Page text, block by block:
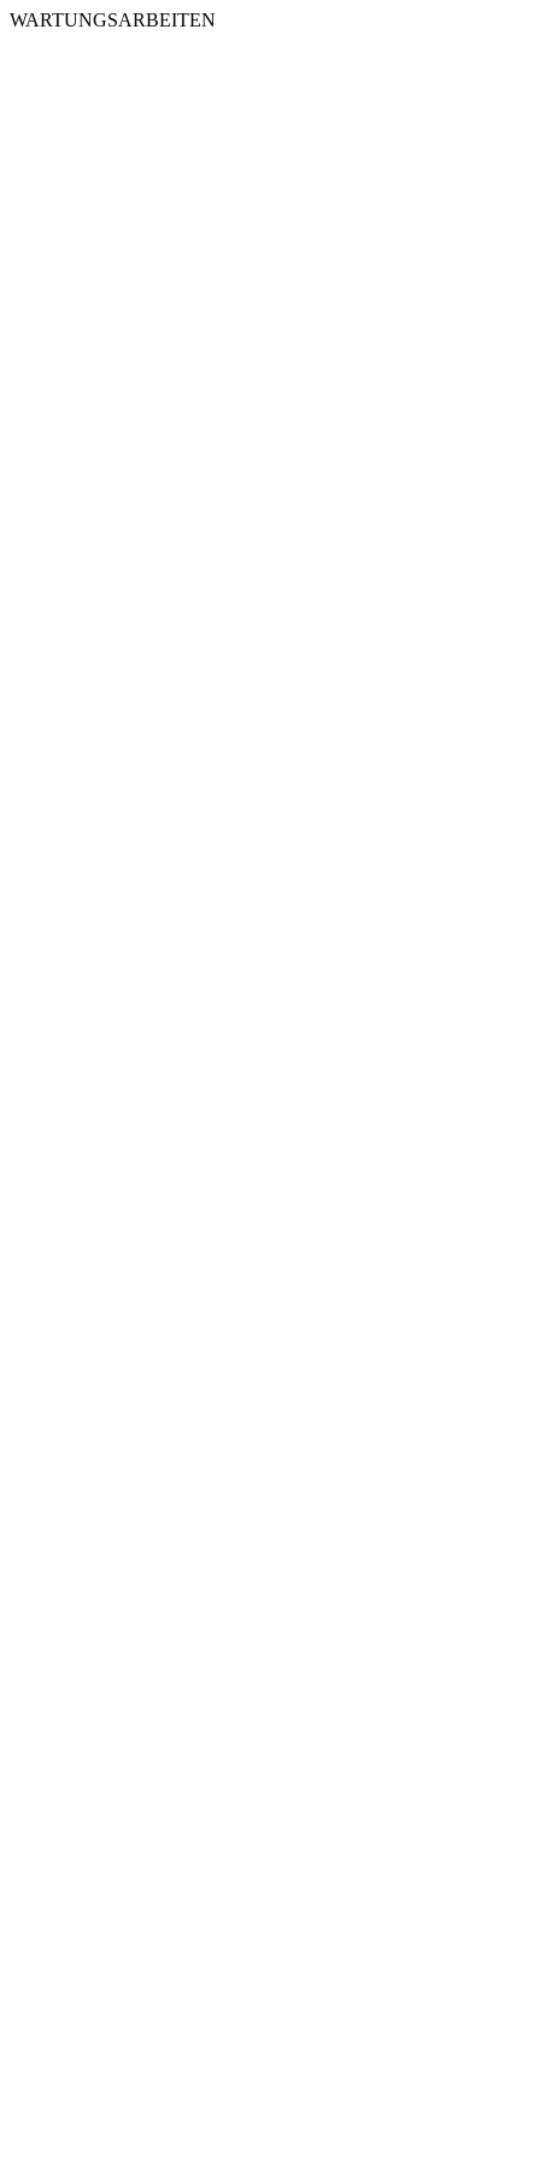
WARTUNGSARBEITEN